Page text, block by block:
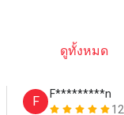
ดูทั้งหมด
F
F*********n